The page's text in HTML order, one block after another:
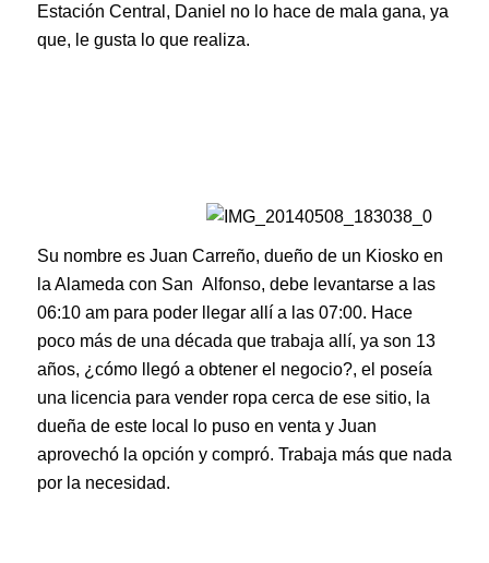
Estación Central, Daniel no lo hace de mala gana, ya
que, le gusta lo que realiza.
Su nombre es Juan Carreño, dueño de un Kiosko en
la Alameda con San Alfonso, debe levantarse a las
06:10 am para poder llegar allí a las 07:00. Hace
poco más de una década que trabaja allí, ya son 13
años, ¿cómo llegó a obtener el negocio?, el poseía
una licencia para vender ropa cerca de ese sitio, la
dueña de este local lo puso en venta y Juan
aprovechó la opción y compró. Trabaja más que nada
por la necesidad.